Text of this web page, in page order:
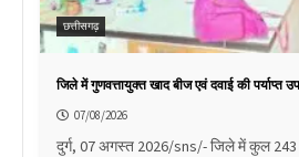
छत्तीसगढ़
जिले में गुणवत्तायुक्त खाद बीज एवं दवाई की पर्याप्त
07/08/2026
दुर्ग, 07 अगस्त 2026/sns/- जिले में कुल 243